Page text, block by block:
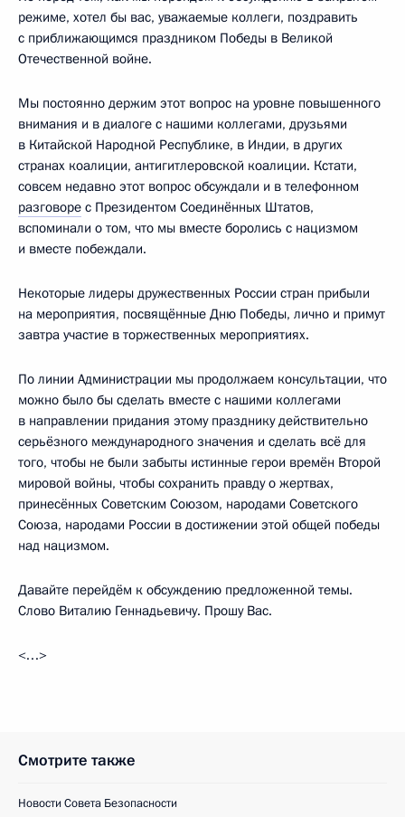
режиме, хотел бы вас, уважаемые коллеги, поздравить
с приближающимся праздником Победы в Великой
Отечественной войне.
Мы постоянно держим этот вопрос на уровне повышенного
внимания и в диалоге с нашими коллегами, друзьями
в Китайской Народной Республике, в Индии, в других
странах коалиции, антигитлеровской коалиции. Кстати,
совсем недавно этот вопрос обсуждали и в телефонном
разговоре с Президентом Соединённых Штатов,
вспоминали о том, что мы вместе боролись с нацизмом
и вместе побеждали.
Некоторые лидеры дружественных России стран прибыли
на мероприятия, посвящённые Дню Победы, лично и примут
завтра участие в торжественных мероприятиях.
По линии Администрации мы продолжаем консультации, что
можно было бы сделать вместе с нашими коллегами
в направлении придания этому празднику действительно
серьёзного международного значения и сделать всё для
того, чтобы не были забыты истинные герои времён Второй
мировой войны, чтобы сохранить правду о жертвах,
принесённых Советским Союзом, народами Советского
Союза, народами России в достижении этой общей победы
над нацизмом.
Давайте перейдём к обсуждению предложенной темы.
Слово Виталию Геннадьевичу. Прошу Вас.
<…>
Смотрите также
Новости Совета Безопасности